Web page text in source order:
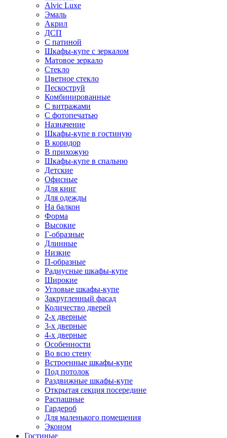
Alvic Luxe
Эмаль
Акрил
ДСП
С патиной
Шкафы-купе с зеркалом
Матовое зеркало
Стекло
Цветное стекло
Пескоструй
Комбинированные
С витражами
С фотопечатью
Назначение
Шкафы-купе в гостиную
В коридор
В прихожую
Шкафы-купе в спальню
Детские
Офисные
Для книг
Для одежды
На балкон
Форма
Высокие
Г-образные
Длинные
Низкие
П-образные
Радиусные шкафы-купе
Широкие
Угловые шкафы-купе
Закругленный фасад
Количество дверей
2-х дверные
3-х дверные
4-х дверные
Особенности
Во всю стену
Встроенные шкафы-купе
Под потолок
Раздвижные шкафы-купе
Открытая секция посередине
Распашные
Гардероб
Для маленького помещения
Эконом
Гостиные